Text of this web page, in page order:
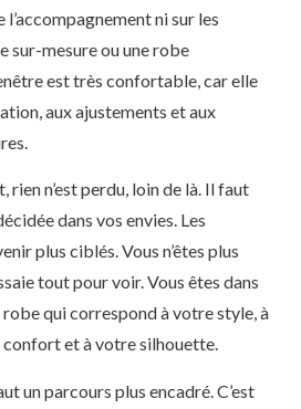
ni sur les
sur-mesure ou une robe
est très confortable, car elle
aux ajustements et aux
rien n’est perdu, loin de là. Il faut
dans vos envies. Les
plus ciblés. Vous n’êtes plus
tout pour voir. Vous êtes dans
robe qui correspond à votre style, à
et à votre silhouette.
un parcours plus encadré. C’est